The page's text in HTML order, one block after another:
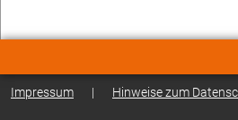
Impressum | Hinweise zum